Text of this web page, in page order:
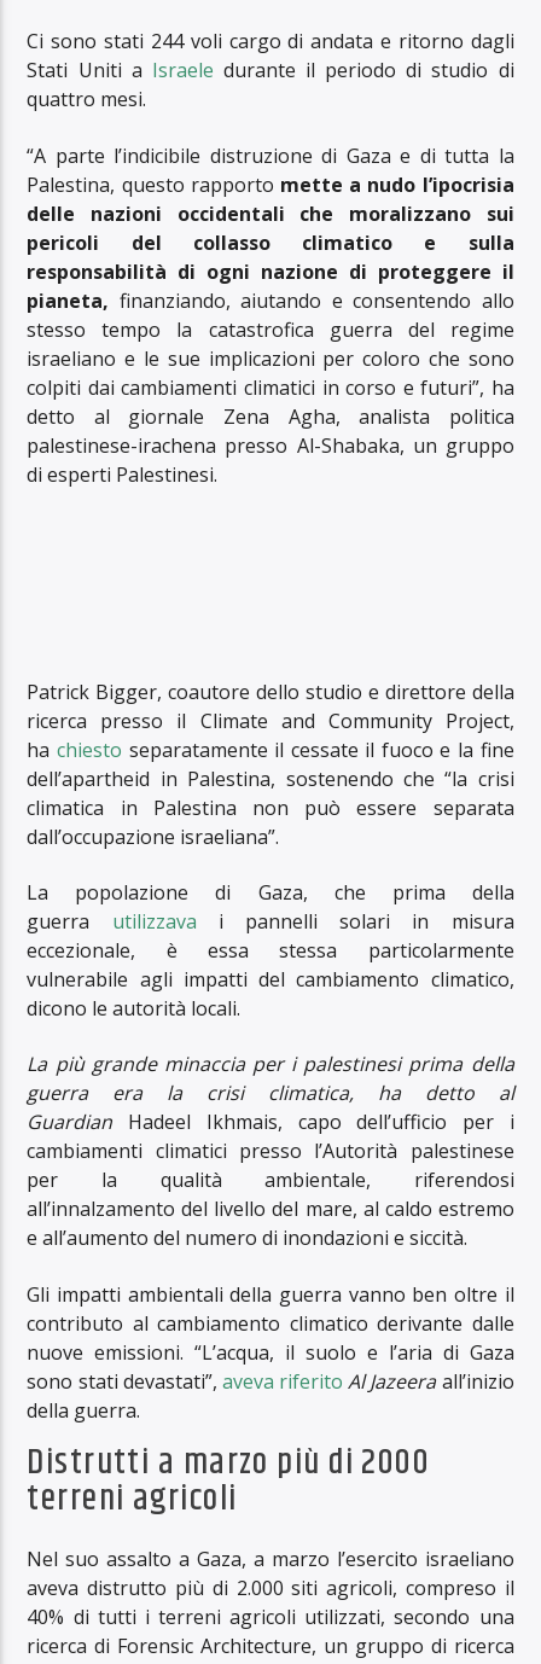
Ci sono stati 244 voli cargo di andata e ritorno dagli
Stati Uniti a Israele durante il periodo di studio di
quattro mesi.
“A parte l’indicibile distruzione di Gaza e di tutta la
Palestina, questo rapporto mette a nudo l’ipocrisia
delle nazioni occidentali che moralizzano sui
pericoli del collasso climatico e sulla
responsabilità di ogni nazione di proteggere il
pianeta, finanziando, aiutando e consentendo allo
stesso tempo la catastrofica guerra del regime
israeliano e le sue implicazioni per coloro che sono
colpiti dai cambiamenti climatici in corso e futuri”, ha
detto al giornale Zena Agha, analista politica
palestinese-irachena presso Al-Shabaka, un gruppo
di esperti Palestinesi.
Patrick Bigger, coautore dello studio e direttore della
ricerca presso il Climate and Community Project,
ha chiesto separatamente il cessate il fuoco e la fine
dell’apartheid in Palestina, sostenendo che “la crisi
climatica in Palestina non può essere separata
dall’occupazione israeliana”.
La popolazione di Gaza, che prima della
guerra utilizzava i pannelli solari in misura
eccezionale, è essa stessa particolarmente
vulnerabile agli impatti del cambiamento climatico,
dicono le autorità locali.
La più grande minaccia per i palestinesi prima della
guerra era la crisi climatica, ha detto al
Guardian Hadeel Ikhmais, capo dell’ufficio per i
cambiamenti climatici presso l’Autorità palestinese
per la qualità ambientale, riferendosi
all’innalzamento del livello del mare, al caldo estremo
e all’aumento del numero di inondazioni e siccità.
Gli impatti ambientali della guerra vanno ben oltre il
contributo al cambiamento climatico derivante dalle
nuove emissioni. “L’acqua, il suolo e l’aria di Gaza
sono stati devastati”, aveva riferitoAl Jazeeraall’inizio
della guerra.
Distrutti a marzo più di 2000
terreni agricoli
Nel suo assalto a Gaza, a marzo l’esercito israeliano
aveva distrutto più di 2.000 siti agricoli, compreso il
40% di tutti i terreni agricoli utilizzati, secondo una
ricerca di Forensic Architecture, un gruppo di ricerca